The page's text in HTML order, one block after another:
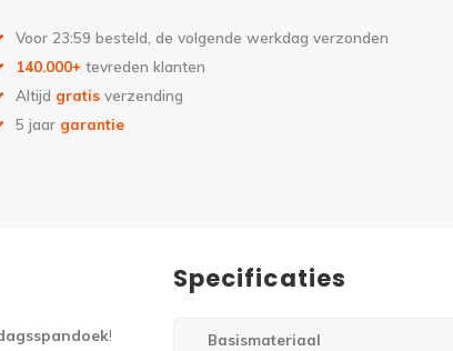
Voor 23:59 besteld, de volgende werkdag verzonden
140.000+ tevreden klanten
Altijd gratis verzending
5 jaar garantie
!
Specificaties
Basismateriaal